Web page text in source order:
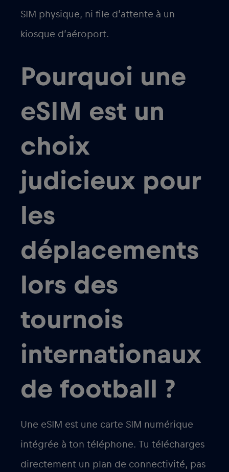
SIM physique, ni file d’attente à un
kiosque d’aéroport.
Pourquoi une
eSIM est un
choix
judicieux pour
les
déplacements
lors des
tournois
internationaux
de football ?
Une eSIM est une carte SIM numérique
intégrée à ton téléphone. Tu télécharges
directement un plan de connectivité, pas